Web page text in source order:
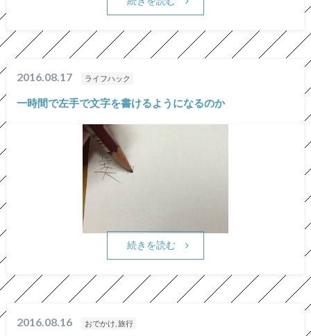
2016.08.17 ライフハック
一時間で左手で文字を書けるようになるのか
続きを読む
2016.08.16 おでかけ, 旅行